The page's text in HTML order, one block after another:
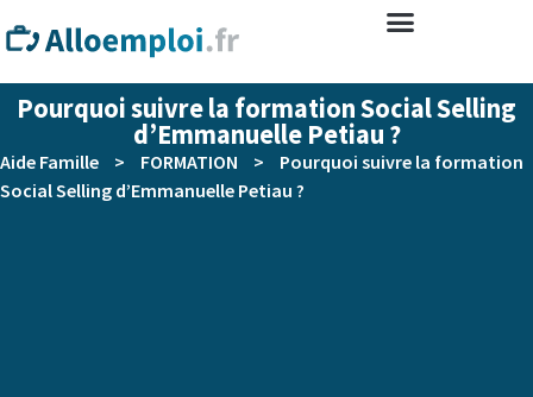
Pourquoi suivre la formation Social Selling
d’Emmanuelle Petiau ?
Aide Famille > FORMATION >
Pourquoi suivre la formation
Social Selling d’Emmanuelle Petiau ?